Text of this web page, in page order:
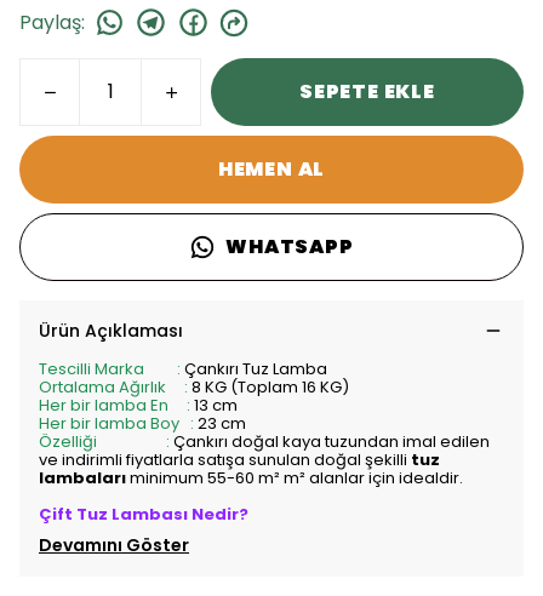
Paylaş:
SEPETE EKLE
HEMEN AL
WHATSAPP
Ürün Açıklaması
Tescilli Marka : Çankırı Tuz Lamba
Ortalama Ağırlık : 8 KG (Toplam 16 KG)
Her bir lamba En : 13 cm
Her bir lamba Boy : 23 cm
Özelliği : Çankırı doğal kaya tuzundan imal edilen
ve indirimli fiyatlarla satışa sunulan doğal şekilli tuz
lambalarıminimum 55-60 m² m² alanlar için idealdir.
Çift Tuz Lambası Nedir?
Devamını Göster